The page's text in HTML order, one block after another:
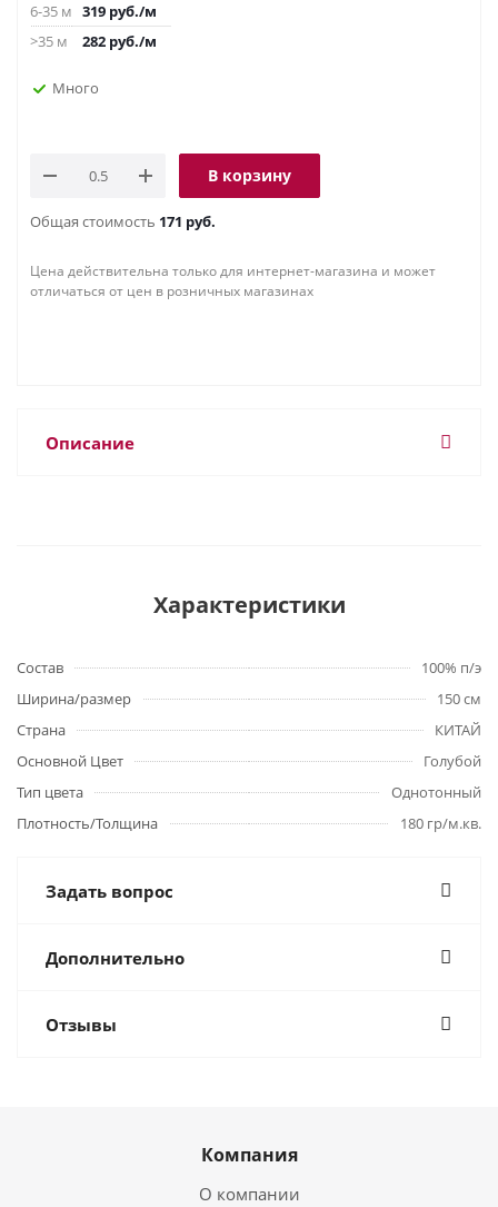
6-35 м 319 руб./м
>35 м
282 руб./м
Много
В корзину
Общая стоимость 171 руб.
Цена действительна только для интернет-магазина и может
отличаться от цен в розничных магазинах
Описание
Характеристики
Состав
100% п/э
Ширина/размер
150 см
Страна
КИТАЙ
Основной Цвет
Голубой
Тип цвета
Однотонный
Плотность/Толщина
180 гр/м.кв.
Задать вопрос
Дополнительно
Отзывы
Компания
О компании